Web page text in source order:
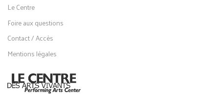
Le Centre
Foire aux questions
Contact / Accès
Mentions légales